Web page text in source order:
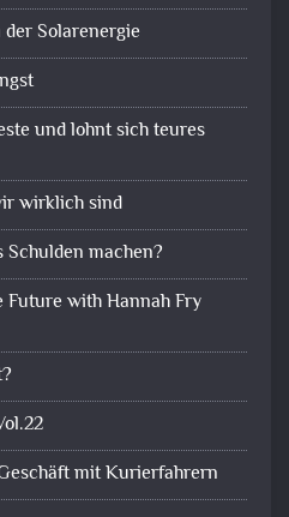
Solarenergie
und lohnt sich teures
wirklich sind
machen?
with Hannah Fry
mit Kurierfahrern